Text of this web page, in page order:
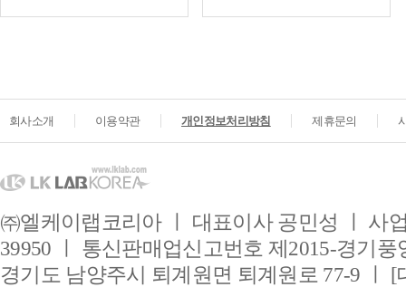
회사소개 이용약관 개인정보처리방침 제휴문의
㈜엘케이랩코리아 ㅣ 대표이사 공민성 ㅣ 사
39950 ㅣ 통신판매업신고번호 제2015-경기풍
경기도 남양주시 퇴계원면 퇴계원로 77-9 ㅣ [